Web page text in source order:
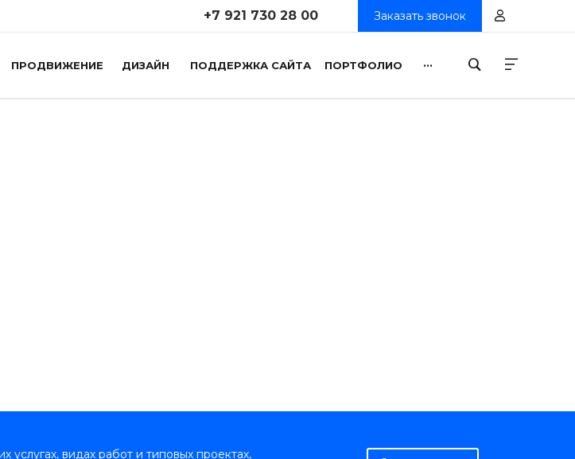
+7 921 730 28 00 Заказать звонок
ПРОДВИЖЕНИЕ ДИЗАЙН ПОДДЕРЖКА САЙТА ПОРТФОЛИО ...
видах работ и типовых проектах,